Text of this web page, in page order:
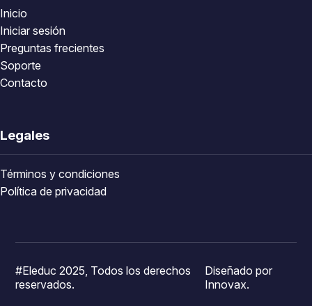
Inicio
Iniciar sesión
Preguntas frecientes
Soporte
Contacto
Legales
Términos y condiciones
Política de privacidad
#Eleduc 2025, Todos los derechos
reservados.
Diseñado por
Innovax.